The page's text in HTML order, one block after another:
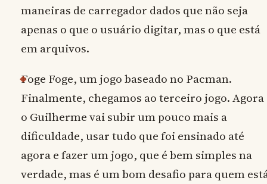
maneiras de carregador dados que não seja
apenas o que o usuário digitar, mas o que está
em arquivos.
Foge Foge, um jogo baseado no Pacman.
Finalmente, chegamos ao terceiro jogo. Agora
o Guilherme vai subir um pouco mais a
dificuldade, usar tudo que foi ensinado até
agora e fazer um jogo, que é bem simples na
verdade, mas é um bom desafio para quem